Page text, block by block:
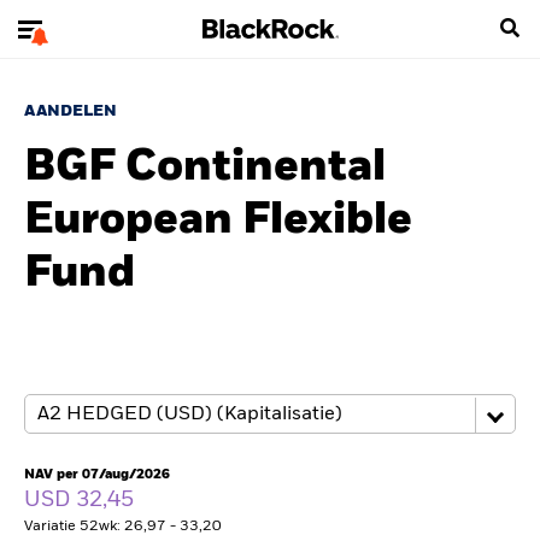
AANDELEN
BGF Continental
European Flexible
Fund
NAV per 07/aug/2026
USD 32,45
Variatie 52wk: 26,97 - 33,20